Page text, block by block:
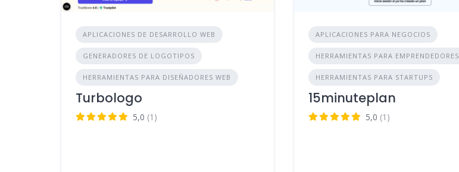
APLICACIONES DE DESARROLLO WEB
GENERADORES DE LOGOTIPOS
HERRAMIENTAS PARA DISEÑADORES WEB
Turbologo
5,0 (1)
APLICACIONES PARA NEGOCIOS
HERRAMIENTAS PARA EMPRENDEDORES
HERRAMIENTAS PARA STARTUPS
15minuteplan
5,0 (1)